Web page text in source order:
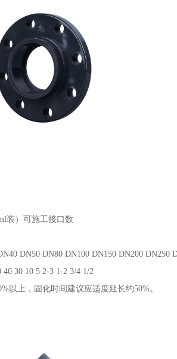
装）可施工接口数
DN50 DN80 DN100 DN150 DN200 DN250
40 30 10 5 2-3 1-2 3/4 1/2
以上，固化时间建议应适度延长约50%。